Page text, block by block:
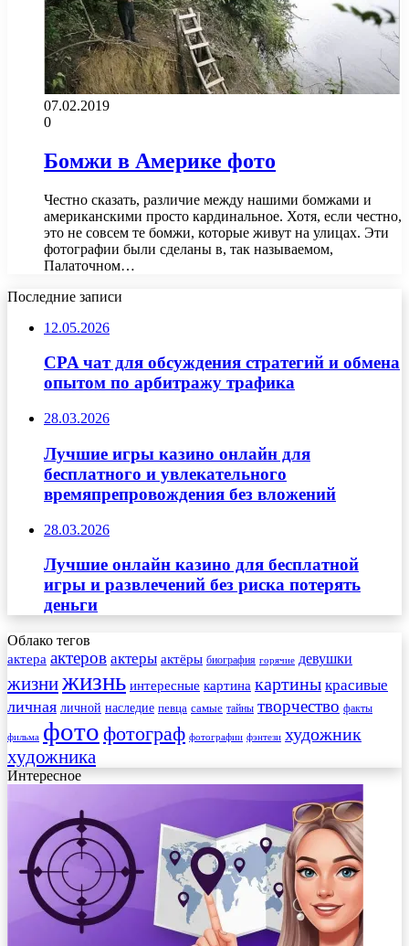
07.02.2019
0
Бомжи в Америке фото
Честно сказать, различие между нашими бомжами и
американскими просто кардинальное. Хотя, если честно,
это не совсем те бомжи, которые живут на улицах. Эти
фотографии были сделаны в, так называемом,
Палаточном…
Последние записи
12.05.2026
CPA чат для обсуждения стратегий и обмена
опытом по арбитражу трафика
28.03.2026
Лучшие игры казино онлайн для
бесплатного и увлекательного
времяпрепровождения без вложений
28.03.2026
Лучшие онлайн казино для бесплатной
игры и развлечений без риска потерять
деньги
Облако тегов
актера актеров актеры актёры биография горячие девушки
жизнижизнь интересные картина картины красивые
личная личной наследие певца самые тайны творчество факты
фильма фото фотограф фотографии фэнтези художник
художника
Интересное